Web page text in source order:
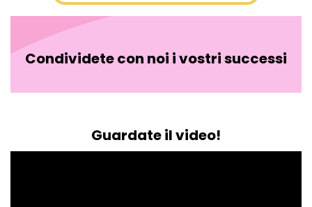
Condividete con noi i vostri successi
Guardate il video!